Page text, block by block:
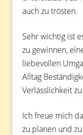
auch zu trösten.
Sehr wichtig ist
zu gewinnen,
liebevollen
Alltag
Verlässlichkeit
Ich freue mich
zu planen und